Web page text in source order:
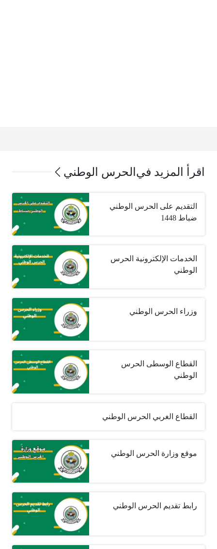
اقرأ المزيد في الحرس الوطني
التقديم على الحرس الوطني
ضباط 1448
الخدمات الإلكترونية الحرس
الوطني
وزراء الحرس الوطني
القطاع الوسطى الحرس
الوطني
القطاع الغربي الحرس الوطني
موقع وزارة الحرس الوطني
رابط تقديم الحرس الوطني